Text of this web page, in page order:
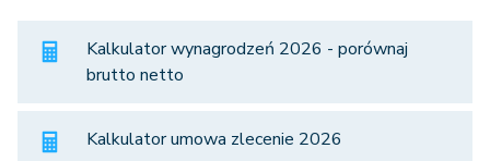
Kalkulator wynagrodzeń 2026 - porównaj
brutto netto
Kalkulator umowa zlecenie 2026